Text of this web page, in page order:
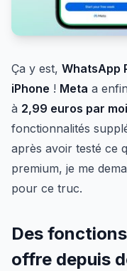
Ça y est, WhatsApp
iPhone ! Meta a
à 2,99 euros par
fonctionnalités
après avoir testé ce
premium, je me
pour ce truc.
Des
offre depuis